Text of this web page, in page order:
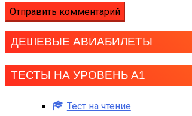
ДЕШЕВЫЕ АВИАБИЛЕТЫ
ТЕСТЫ НА УРОВЕНЬ А1
Тест на чтение